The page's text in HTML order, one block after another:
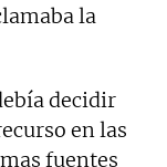
la
decidir
en las
fuentes